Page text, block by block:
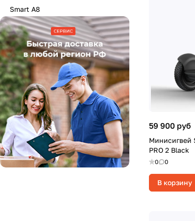
59 900 руб
Минисигвей
PRO 2 Black
0 0
В корзину
Smart A8